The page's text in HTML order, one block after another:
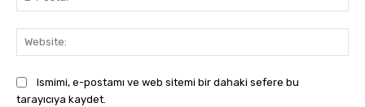
Ismimi, e-postamı ve web sitemi bir dahaki sefere bu
tarayıcıya kaydet.